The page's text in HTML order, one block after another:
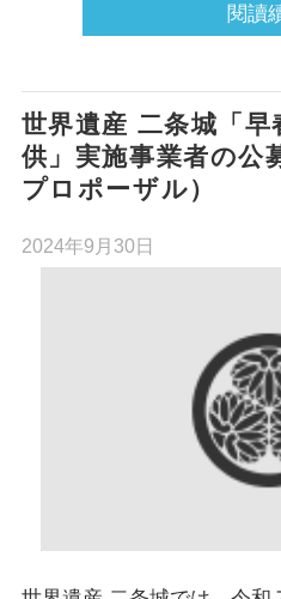
閱讀
世界遺産 二条城「早
供」実施事業者の公
プロポーザル）
2024年9月30日